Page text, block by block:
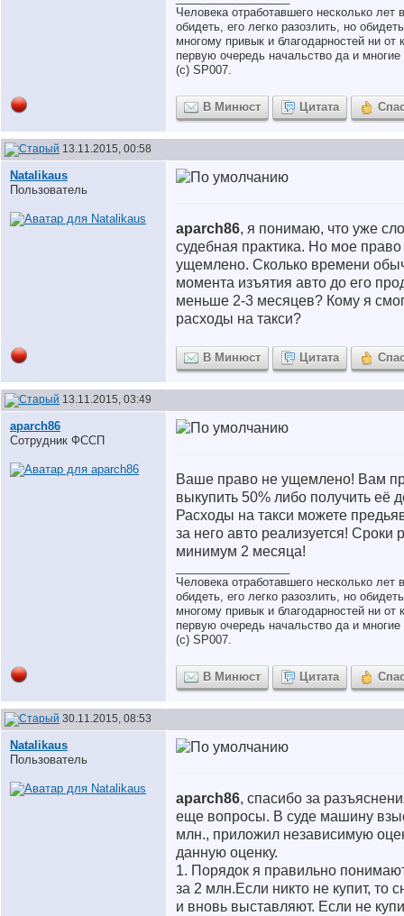
Человека отработавшего несколько
обидеть, его легко разозлить, но
многому привык и благодарностей ни от
первую очередь начальство да и многие
(с) SP007.
В Минюст Цитата
13.11.2015, 00:58
Natalikaus
Пользователь
aparch86, я понимаю, что уже
судебная практика. Но мое
ущемлено. Сколько времени
момента изъятия авто до его
меньше 2-3 месяцев? Кому я
расходы на такси?
В Минюст Цитата
13.11.2015, 03:49
aparch86
Сотрудник ФССП
Ваше право не ущемлено! Вам
выкупить 50% либо получить её
Расходы на такси можете
за него авто реализуется! Сроки
минимум 2 месяца!
Человека отработавшего несколько
обидеть, его легко разозлить, но
многому привык и благодарностей ни от
первую очередь начальство да и многие
(с) SP007.
В Минюст Цитата
30.11.2015, 08:53
Natalikaus
Пользователь
aparch86, спасибо за
еще вопросы. В суде машину
млн., приложил независимую
данную оценку.
1. Порядок я правильно
за 2 млн.Если никто не купит, то
и вновь выставляют. Если не